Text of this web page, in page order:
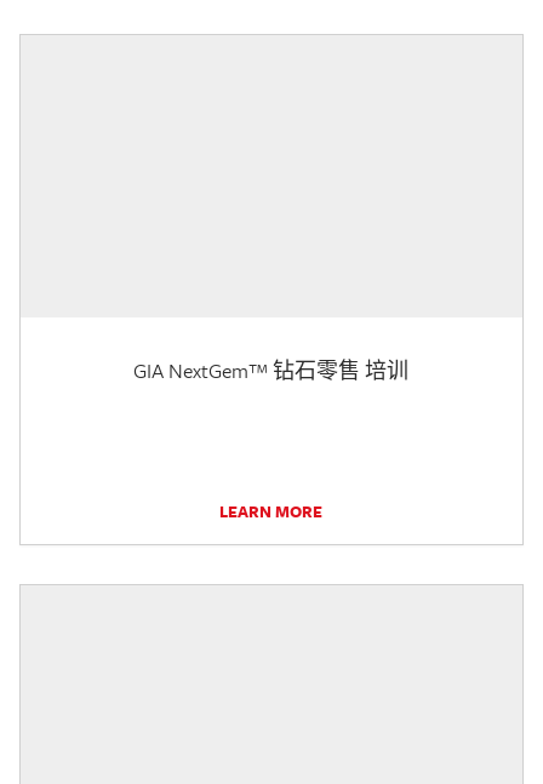
GIA NextGem™ 钻石零售 培训
LEARN MORE